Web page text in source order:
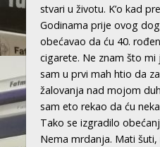
stvari u životu. K’o kad
Godinama prije ovog
obećavao da ću 40.
cigarete. Ne znam što
sam u prvi mah htio da
žalovanja nad mojom
sam eto rekao da ću
Tako se izgradilo
Nema mrdanja. Mati